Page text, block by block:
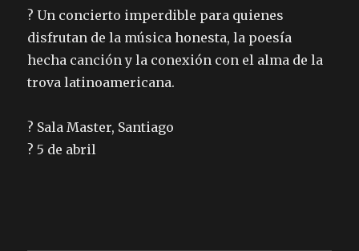
? Un concierto imperdible para quienes
disfrutan de la música honesta, la poesía
hecha canción y la conexión con el alma de la
trova latinoamericana.
? Sala Master, Santiago
? 5 de abril